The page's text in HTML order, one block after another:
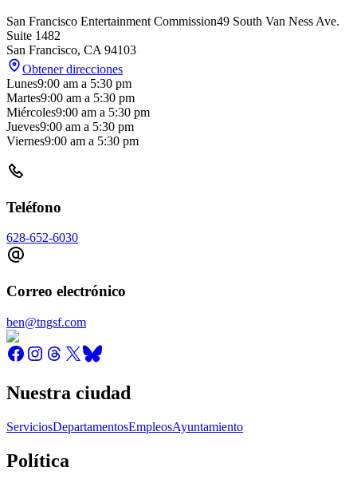
San Francisco Entertainment Commission49 South Van Ness Ave.
Suite 1482
San Francisco, CA 94103
Obtener direcciones
Lunes9:00 am a 5:30 pm
Martes9:00 am a 5:30 pm
Miércoles9:00 am a 5:30 pm
Jueves9:00 am a 5:30 pm
Viernes9:00 am a 5:30 pm
Teléfono
628-652-6030
Correo electrónico
ben@tngsf.com
Nuestra ciudad
ServiciosDepartamentosEmpleosAyuntamiento
Política